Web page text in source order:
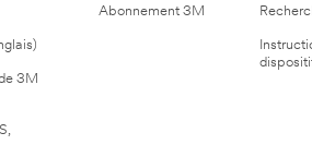
3M
Abonnement 3M